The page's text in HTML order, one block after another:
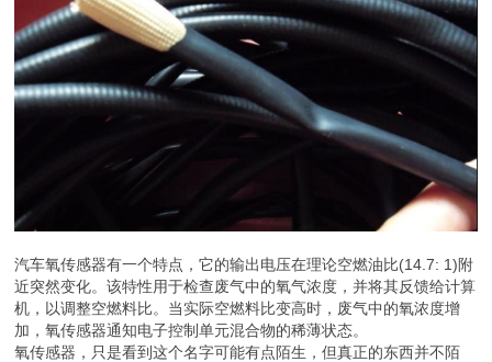
汽车氧传感器有一个特点，它的输出电压在理论空燃油比(14.7: 1)附
近突然变化。该特性用于检查废气中的氧气浓度，并将其反馈给计算
机，以调整空燃料比。当实际空燃料比变高时，废气中的氧浓度增
加，氧传感器通知电子控制单元混合物的稀薄状态。
氧传感器，只是看到这个名字可能有点陌生，但真正的东西并不陌